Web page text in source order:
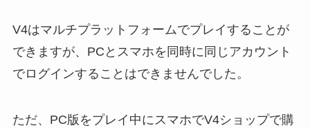
V4はマルチプラットフォームでプレイすることが
できますが、PCとスマホを同時に同じアカウント
でログインすることはできませんでした。
ただ、PC版をプレイ中にスマホでV4ショップで購